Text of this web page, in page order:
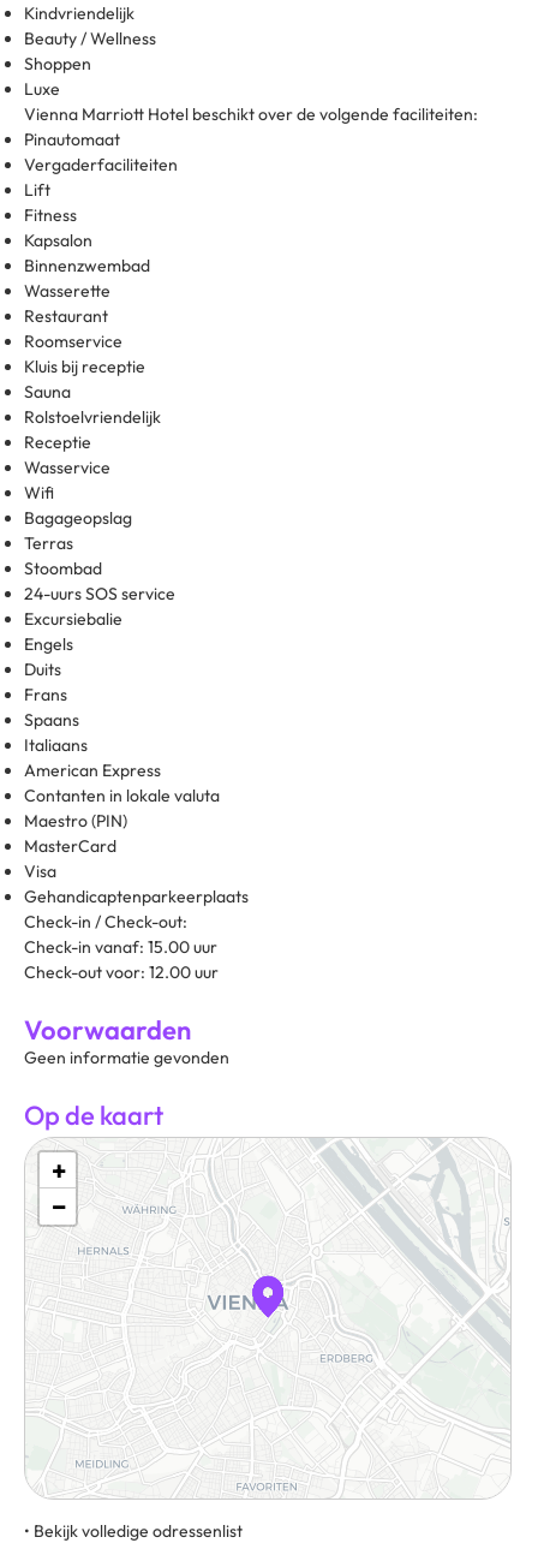
Kindvriendelijk
Beauty / Wellness
Shoppen
Luxe
Vienna Marriott Hotel beschikt over de volgende faciliteiten:
Pinautomaat
Vergaderfaciliteiten
Lift
Fitness
Kapsalon
Binnenzwembad
Wasserette
Restaurant
Roomservice
Kluis bij receptie
Sauna
Rolstoelvriendelijk
Receptie
Wasservice
Wifi
Bagageopslag
Terras
Stoombad
24-uurs SOS service
Excursiebalie
Engels
Duits
Frans
Spaans
Italiaans
American Express
Contanten in lokale valuta
Maestro (PIN)
MasterCard
Visa
Gehandicaptenparkeerplaats
Check-in / Check-out:
Check-in vanaf: 15.00 uur
Check-out voor: 12.00 uur
Voorwaarden
Geen informatie gevonden
Op de kaart
+
−
• Bekijk volledige odressenlist